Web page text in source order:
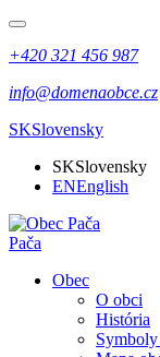
+420 321 456 987
info@domenaobce.cz
SKSlovensky
SKSlovensky
ENEnglish
Pača
Obec
O obci
História